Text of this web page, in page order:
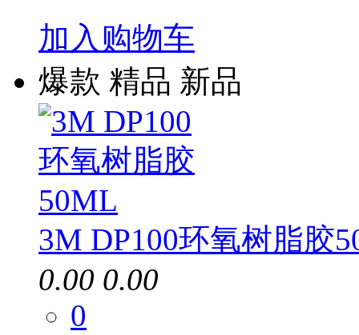
加入购物车
爆款 精品 新品
3M DP100环氧树脂胶
0.00 0.00
0